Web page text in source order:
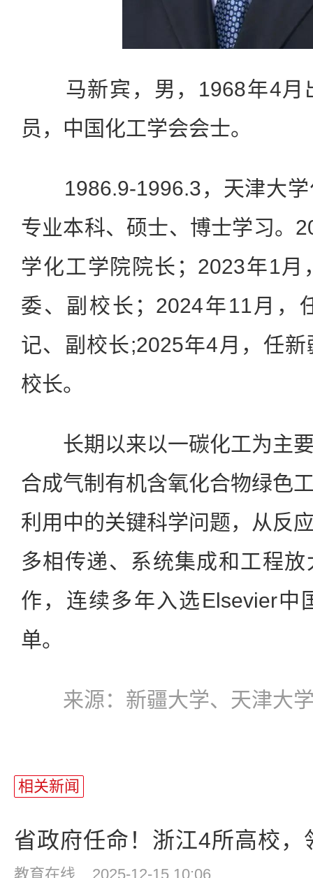
马新宾，男，1968年4月
员，中国化工学会会士。
1986.9-1996.3，天津大学
专业本科、硕士、博士学习。
学化工学院院长；2023年1
委、副校长；2024年11月，
记、副校长;2025年4月，任
校长。
长期以来以一碳化工为主要
合成气制有机含氧化合物绿色
利用中的关键科学问题，从反
多相传递、系统集成和工程
作，连续多年入选Elsevier中
单。
来源：新疆大学、天津大
相关新闻
省政府任命！浙江4所高校，
教育在线 2025-12-15 10:06